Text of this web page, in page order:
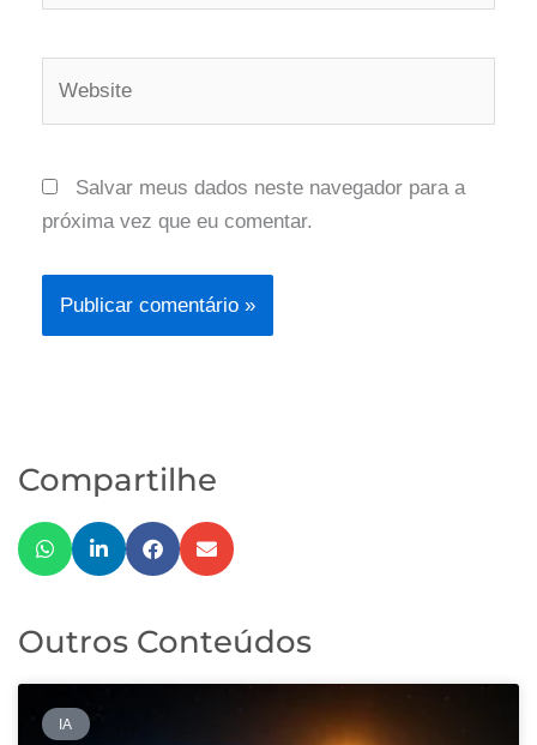
Salvar meus dados neste navegador para a
próxima vez que eu comentar.
Compartilhe
Outros Conteúdos
IA